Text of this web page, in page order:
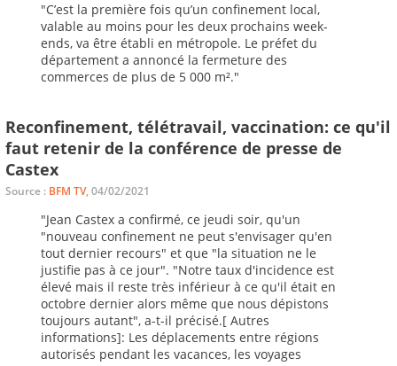
"C’est la première fois qu’un confinement local,
valable au moins pour les deux prochains week-
ends, va être établi en métropole. Le préfet du
département a annoncé la fermeture des
commerces de plus de 5 000 m²."
Reconfinement, télétravail, vaccination: ce qu'il
faut retenir de la conférence de presse de
Castex
Source : BFM TV, 04/02/2021
"Jean Castex a confirmé, ce jeudi soir, qu'un
"nouveau confinement ne peut s'envisager qu'en
tout dernier recours" et que "la situation ne le
justifie pas à ce jour". "Notre taux d'incidence est
élevé mais il reste très inférieur à ce qu'il était en
octobre dernier alors même que nous dépistons
toujours autant", a-t-il précisé.[ Autres
informations]: Les déplacements entre régions
autorisés pendant les vacances, les voyages